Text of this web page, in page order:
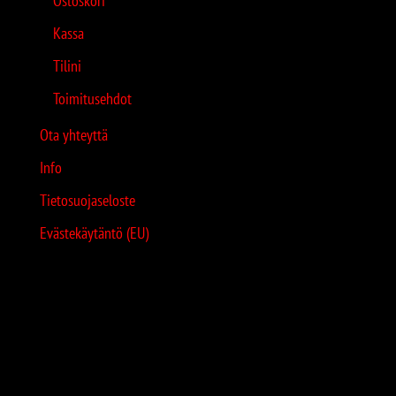
Kassa
Tilini
Toimitusehdot
Ota yhteyttä
Info
Tietosuojaseloste
Evästekäytäntö (EU)